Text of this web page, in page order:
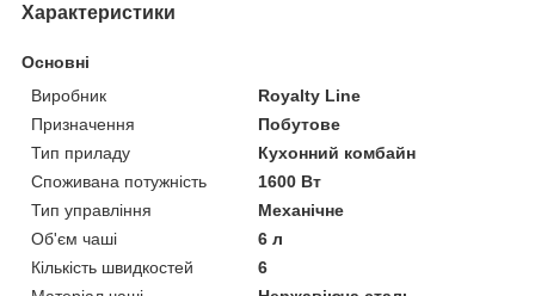
Характеристики
Основні
Виробник
Royalty Line
Призначення
Побутове
Тип приладу
Кухонний комбайн
Споживана потужність
1600 Вт
Тип управління
Механічне
Об'єм чаші
6 л
Кількість швидкостей
6